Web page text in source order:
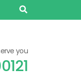
you